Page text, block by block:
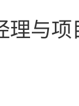
理与